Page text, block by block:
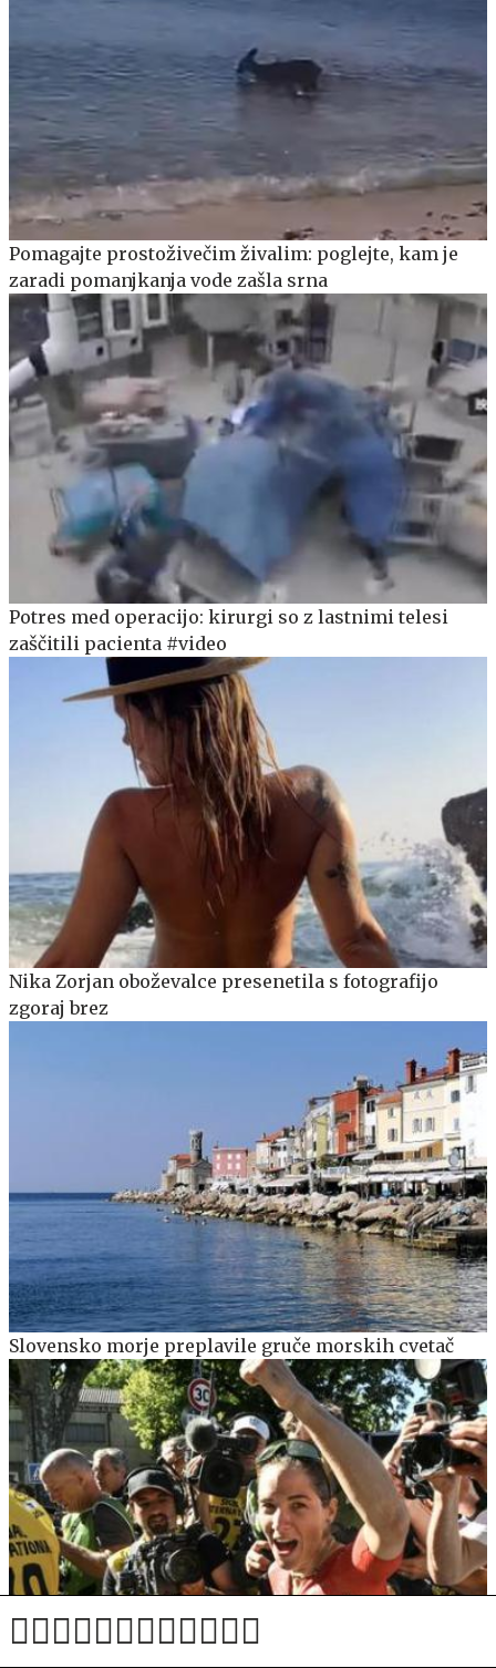
Pomagajte prostoživečim živalim: poglejte, kam je
zaradi pomanjkanja vode zašla srna
Potres med operacijo: kirurgi so z lastnimi telesi
zaščitili pacienta #video
Nika Zorjan oboževalce presenetila s fotografijo
zgoraj brez
Slovensko morje preplavile gruče morskih cvetač